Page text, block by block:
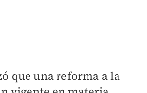
que una reforma a la